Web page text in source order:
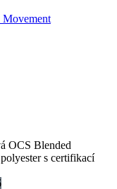
Movement
OCS Blended
s certifikací